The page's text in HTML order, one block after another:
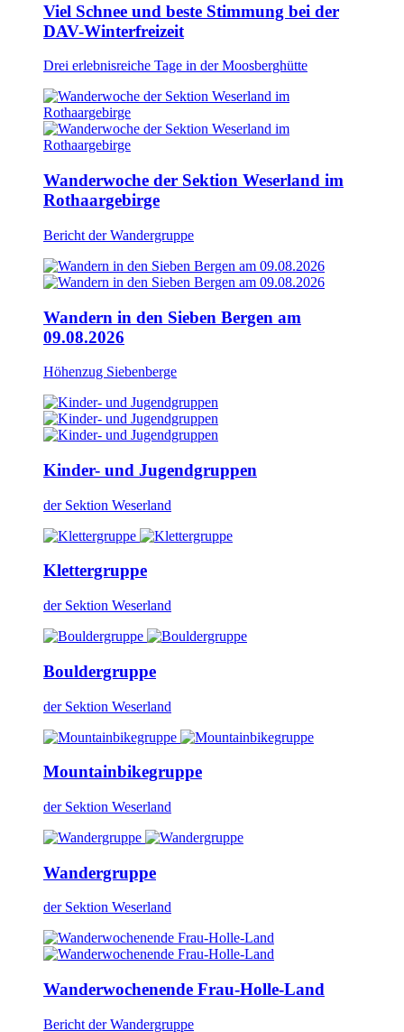
Viel Schnee und beste Stimmung bei der
DAV-Winterfreizeit
Drei erlebnisreiche Tage in der Moosberghütte
Wanderwoche der Sektion Weserland im
Rothaargebirge
Bericht der Wandergruppe
Wandern in den Sieben Bergen am
09.08.2026
Höhenzug Siebenberge
Kinder- und Jugendgruppen
der Sektion Weserland
Klettergruppe
der Sektion Weserland
Bouldergruppe
der Sektion Weserland
Mountainbikegruppe
der Sektion Weserland
Wandergruppe
der Sektion Weserland
Wanderwochenende Frau-Holle-Land
Bericht der Wandergruppe